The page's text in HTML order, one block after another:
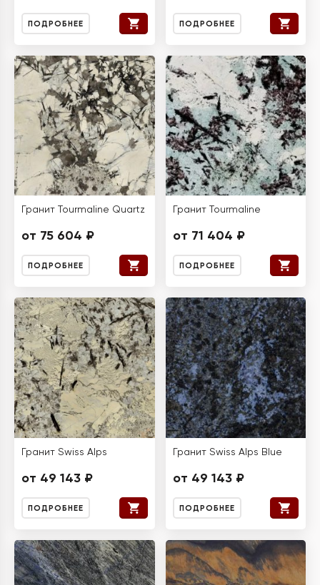
ПОДРОБНЕЕ ПОДРОБНЕЕ
Гранит Tourmaline Quartz
от 75 604 ₽
ПОДРОБНЕЕ
Гранит Tourmaline
от 71 404 ₽
ПОДРОБНЕЕ
Гранит Swiss Alps
от 49 143 ₽
ПОДРОБНЕЕ
Гранит Swiss Alps Blue
от 49 143 ₽
ПОДРОБНЕЕ